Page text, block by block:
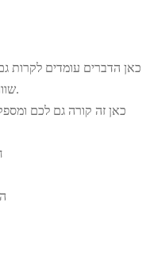
כאן הדברים עומדים לקרות
שווה במיוחד שיודעת ורוצה להעניק את השירות הטוטאלי ביותר.
כאן זה קורה גם לכם